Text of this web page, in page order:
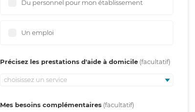
Du personnel pour mon établissement
Un emploi
Précisez les prestations d'aide à domicile
choisissez un service
Mes besoins complémentaires